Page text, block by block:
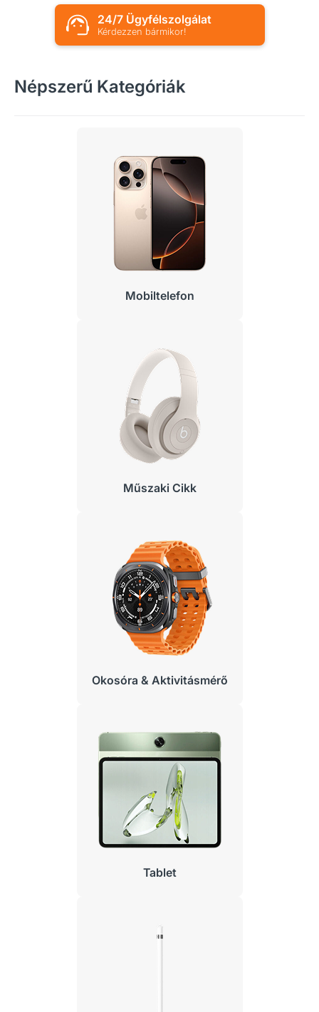
24/7 Ügyfélszolgálat
Kérdezzen bármikor!
Népszerű Kategóriák
Mobiltelefon
Műszaki Cikk
Okosóra & Aktivitásmérő
Tablet